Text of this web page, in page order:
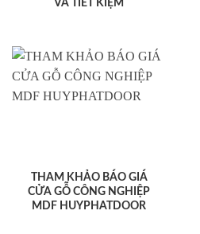
VÀ TIẾT KIỆM
THAM KHẢO BÁO GIÁ
CỬA GỖ CÔNG NGHIỆP
MDF HUYPHATDOOR